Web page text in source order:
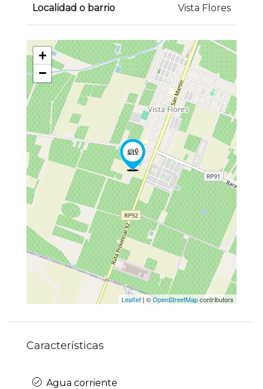
Localidad o barrio Vista Flores
+
−
Leaflet| ©OpenStreetMapcontributors
Características
Agua corriente